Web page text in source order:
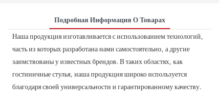
Подробная Информация О Товарах
Наша продукция изготавливается с использованием технологий,
часть из которых разработана нами самостоятельно, а другие
заимствованы у известных брендов. В таких областях, как
гостиничные стулья, наша продукция широко используется
благодаря своей универсальности и гарантированному качеству.